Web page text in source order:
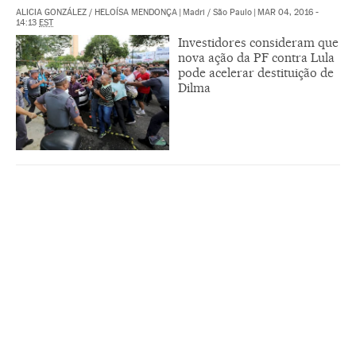
ALICIA GONZÁLEZ / HELOÍSA MENDONÇA | Madri / São Paulo | MAR 04, 2016 -
14:13 EST
Investidores consideram que
nova ação da PF contra Lula
pode acelerar destituição de
Dilma